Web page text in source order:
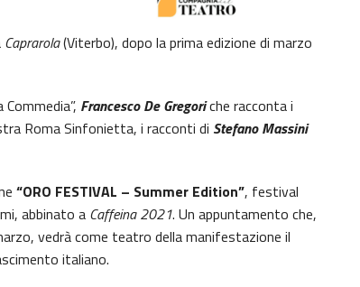
Caprarola(Viterbo), dopo la prima edizione di marzo
Francesco De Gregoriche racconta i
Roma Sinfonietta, i racconti di Stefano Massini
“ORO FESTIVAL – Summer Edition”, festival
abbinato a Caffeina 2021. Un appuntamento che,
vedrà come teatro della manifestazione il
italiano.